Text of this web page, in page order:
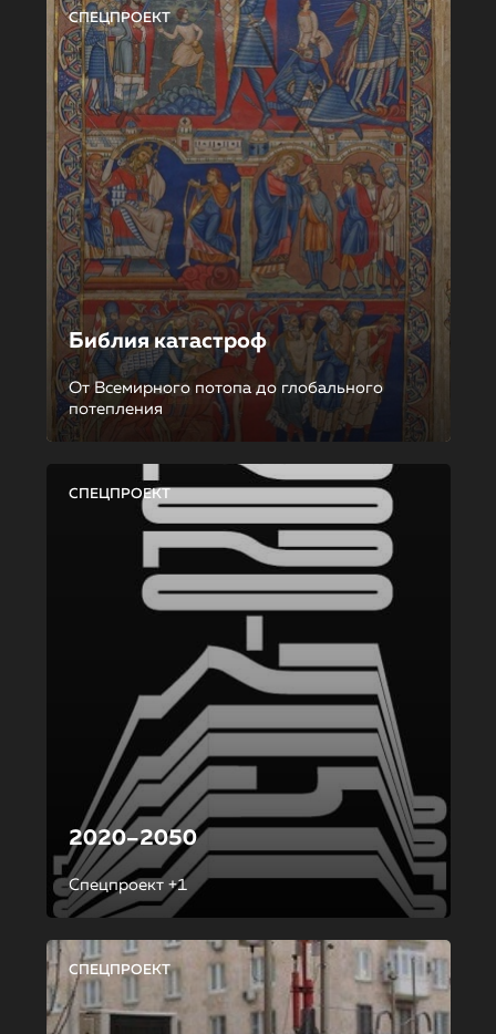
СПЕЦПРОЕКТ
Библия катастроф
От Всемирного потопа до глобального
потепления
СПЕЦПРОЕКТ
2020–2050
Спецпроект +1
СПЕЦПРОЕКТ